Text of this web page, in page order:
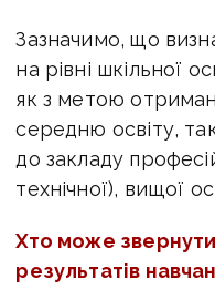
Зазначимо, що
на рівні шкільної
як з метою
середню освіту,
до закладу
технічної), вищої
Хто може
результатів